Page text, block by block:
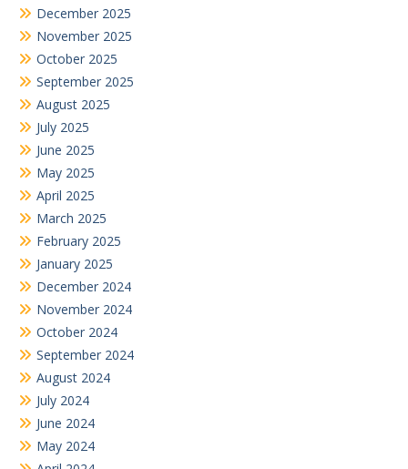
December 2025
November 2025
October 2025
September 2025
August 2025
July 2025
June 2025
May 2025
April 2025
March 2025
February 2025
January 2025
December 2024
November 2024
October 2024
September 2024
August 2024
July 2024
June 2024
May 2024